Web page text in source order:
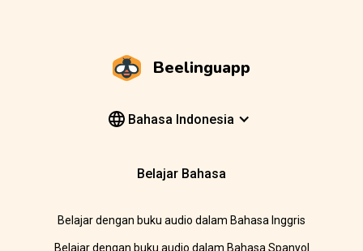
Beelinguapp
Bahasa Indonesia
Belajar Bahasa
Belajar dengan buku audio dalam Bahasa Inggris
Belajar dengan buku audio dalam Bahasa Spanyol